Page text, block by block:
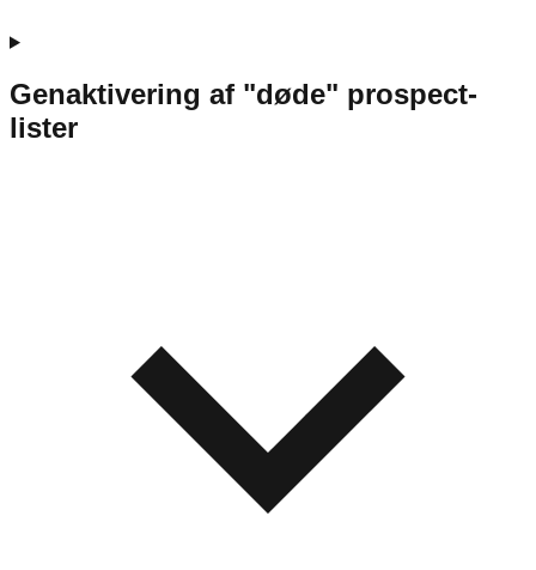
Genaktivering af "døde" prospect-
lister